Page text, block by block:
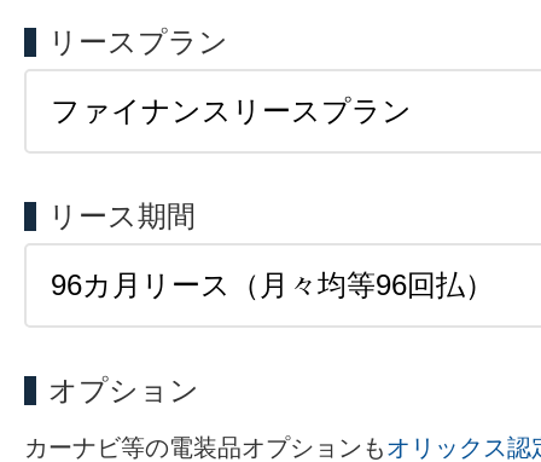
リースプラン
リース期間
オプション
カーナビ等の電装品オプションもオリックス認